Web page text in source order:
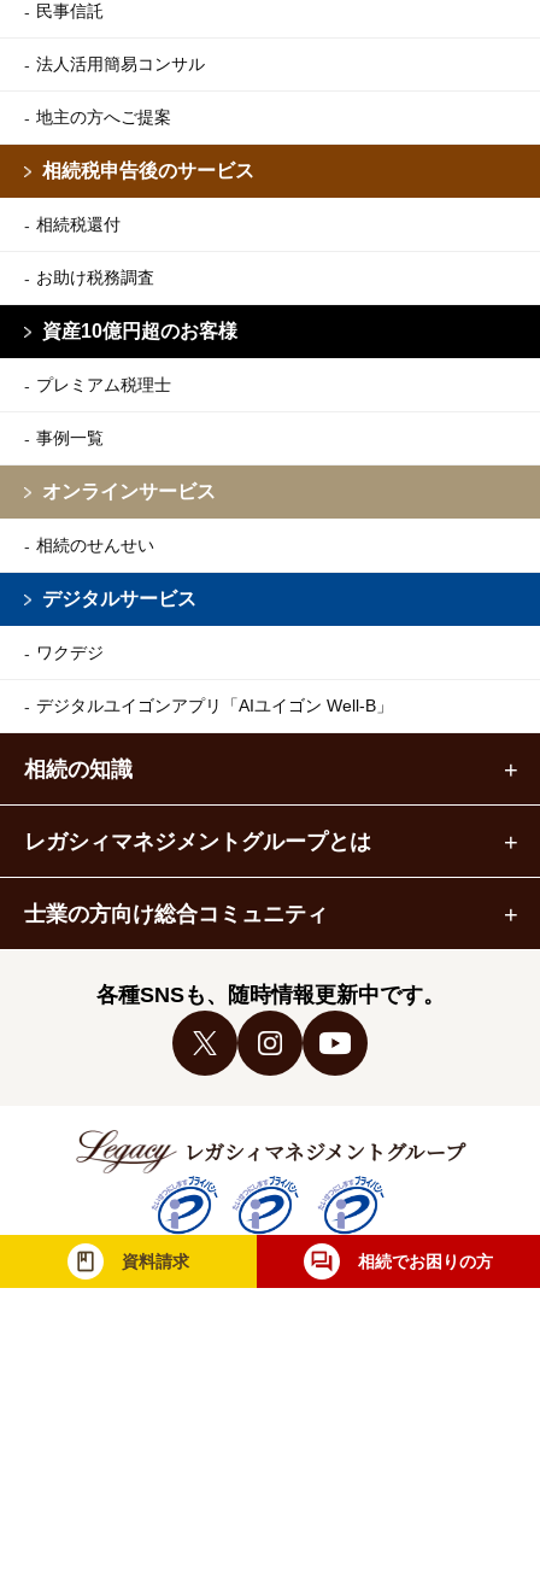
資料請求 相続でお困りの方
民事信託
法人活用簡易コンサル
地主の方へご提案
相続税申告後のサービス
相続税還付
お助け税務調査
資産10億円超のお客様
プレミアム税理士
事例一覧
オンラインサービス
相続のせんせい
デジタルサービス
ワクデジ
デジタルユイゴンアプリ 「AIユイゴン Well-B」
相続の知識
レガシィマネジメントグループとは
士業の方向け総合コミュニティ
各種SNSも、随時情報更新中です。
レガシィマネジメントグループ
税理士法人レガシィ 行政書士法人レガシィ